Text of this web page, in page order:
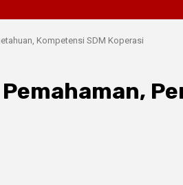
Kompetensi SDM Koperasi